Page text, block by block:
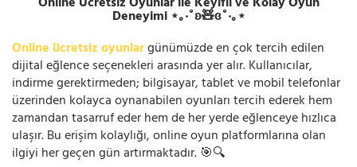
Deneyimi ⋆｡‧˚ʚ🧸ɞ˚‧｡⋆
Online ücretsiz oyunlargünümüzde en çok tercih edilen
dijital eğlence seçenekleri arasında yer alır. Kullanıcılar,
indirme gerektirmeden; bilgisayar, tablet ve mobil telefonlar
üzerinden kolayca oynanabilen oyunları tercih ederek hem
zamandan tasarruf eder hem de her yerde eğlenceye hızlıca
ulaşır. Bu erişim kolaylığı, online oyun platformlarına olan
ilgiyi her geçen gün artırmaktadır. 🎯🔍